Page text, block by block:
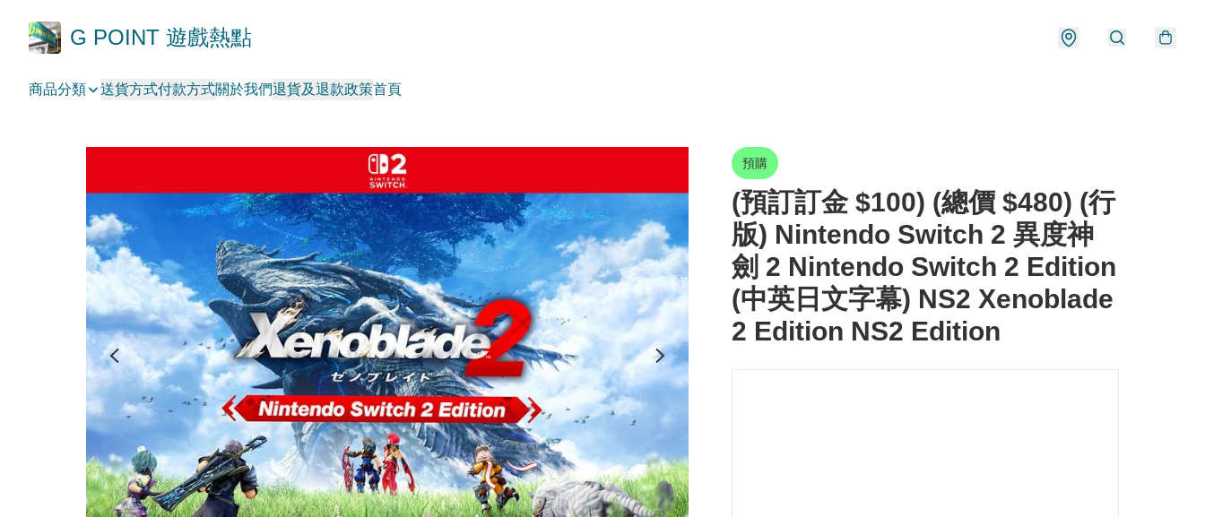
G POINT 遊戲熱點
商品分類 送貨方式付款方式關於我們退貨及退款政策首頁
預購
(預訂訂金 $100) (總價 $480) (行
版) Nintendo Switch 2 異度神
劍 2 Nintendo Switch 2 Edition
(中英日文字幕) NS2 Xenoblade
2 Edition NS2 Edition